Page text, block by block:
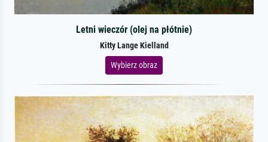
Letni wieczór (olej na płótnie)
Kitty Lange Kielland
Wybierz obraz